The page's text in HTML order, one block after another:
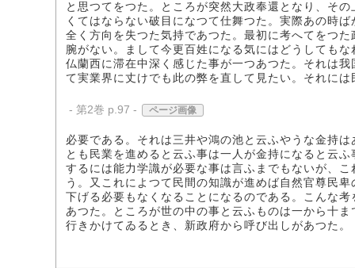
と思つてをつた。ところが突然大政奉還となり、そ
くてはならない破目になつて仕舞つた。実際あの時
全く方向を失つた気持であつた。最初に考へてをつ
腕がない。まして今更百姓になる気にはどうしても
仏蘭西に滞在中深く感じた事が一つあつた。それは
て実業界に丈けでも此の弊を直して見たい。それには
- 第2巻 p.97 - ページ画像
必要である。それは三井や鴻の池と云ふやうな金持
とも民業を進めると云ふ事は一人が金持になると云
するには能力学識が必要な事は言ふまでもないが、
う。又これによつて民間の知識が進めば自然官尊民
下げる必要もなくなることになるのである。こんな
あつた。ところが世の中の事と云ふものは一から十
行きかけてゐるとき、新政府から呼び出しがあつた